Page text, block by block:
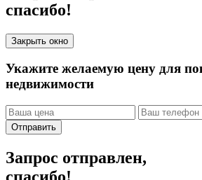
спасибо!
Закрыть окно
Укажите желаемую цену для
недвижимости
Отправить
Запрос отправлен,